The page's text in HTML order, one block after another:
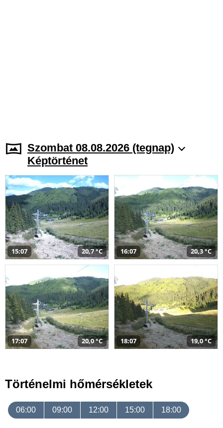
Szombat 08.08.2026 (tegnap)
Képtörténet
15:07 20,7 °C 16:07 20,3 °C
17:07 20,0 °C 18:07 19,0 °C
Történelmi hőmérsékletek
06:00 09:00 12:00 15:00 18:00